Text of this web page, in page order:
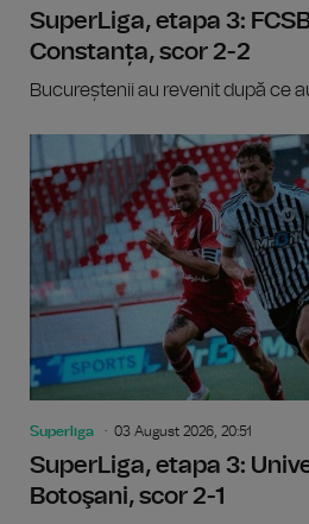
SuperLiga, etapa 3:
Constanța, scor 2-2
Bucureștenii au revenit după ce
Superliga 03 August 2026, 20:51
SuperLiga, etapa 3:
Botoşani, scor 2-1